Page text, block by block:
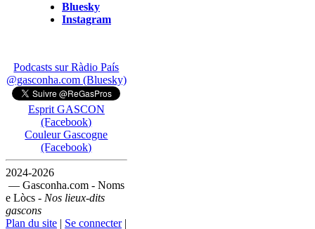
Bluesky
Instagram
Podcasts sur Ràdio País
@gasconha.com (Bluesky)
Esprit GASCON
(Facebook)
Couleur Gascogne
(Facebook)
2024-2026
— Gasconha.com - Noms
e Lòcs - Nos lieux-dits
gascons
Plan du site | Se connecter|